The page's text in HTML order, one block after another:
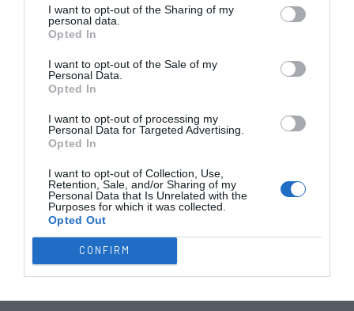
I want to opt-out of the Sharing of my
personal data.
Opted In
I want to opt-out of the Sale of my
Personal Data.
Opted In
I want to opt-out of processing my
Personal Data for Targeted Advertising.
Opted In
I want to opt-out of Collection, Use,
Retention, Sale, and/or Sharing of my
Personal Data that Is Unrelated with the
Purposes for which it was collected.
Opted Out
CONFIRM
COMPETIÇÕES
SUB-23